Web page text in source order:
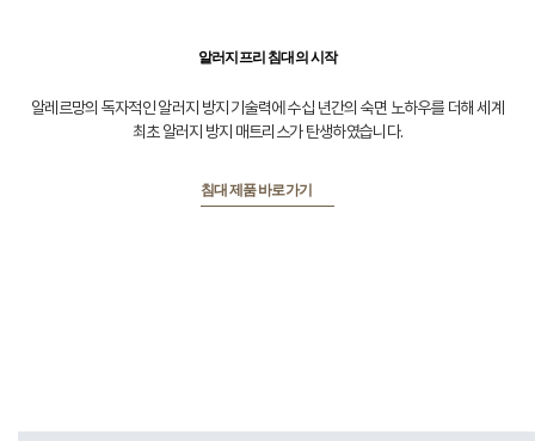
알러지프리 침대의 시작
알레르망의 독자적인 알러지 방지 기술력에 수십 년간의 숙면 노하우를 더해세계
최초 알러지 방지 매트리스가 탄생하였습니다.
침대 제품 바로가기